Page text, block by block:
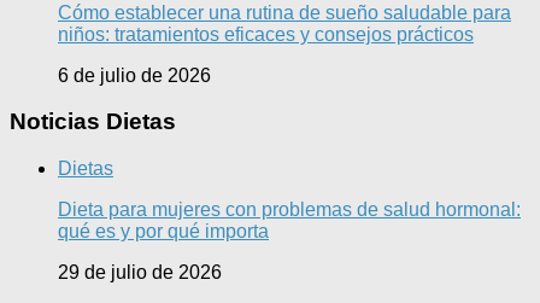
Cómo establecer una rutina de sueño saludable para
niños: tratamientos eficaces y consejos prácticos
6 de julio de 2026
Noticias Dietas
Dietas
Dieta para mujeres con problemas de salud hormonal:
qué es y por qué importa
29 de julio de 2026